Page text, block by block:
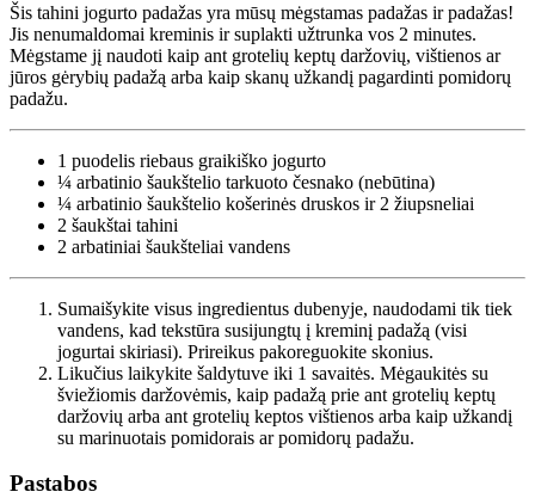
Šis tahini jogurto padažas yra mūsų mėgstamas padažas ir padažas!
Jis nenumaldomai kreminis ir suplakti užtrunka vos 2 minutes.
Mėgstame jį naudoti kaip ant grotelių keptų daržovių, vištienos ar
jūros gėrybių padažą arba kaip skanų užkandį pagardinti pomidorų
padažu.
1 puodelis riebaus graikiško jogurto
¼ arbatinio šaukštelio tarkuoto česnako (nebūtina)
¼ arbatinio šaukštelio košerinės druskos ir 2 žiupsneliai
2 šaukštai tahini
2 arbatiniai šaukšteliai vandens
Sumaišykite visus ingredientus dubenyje, naudodami tik tiek
vandens, kad tekstūra susijungtų į kreminį padažą (visi
jogurtai skiriasi). Prireikus pakoreguokite skonius.
Likučius laikykite šaldytuve iki 1 savaitės. Mėgaukitės su
šviežiomis daržovėmis, kaip padažą prie ant grotelių keptų
daržovių arba ant grotelių keptos vištienos arba kaip užkandį
su marinuotais pomidorais ar pomidorų padažu.
Pastabos